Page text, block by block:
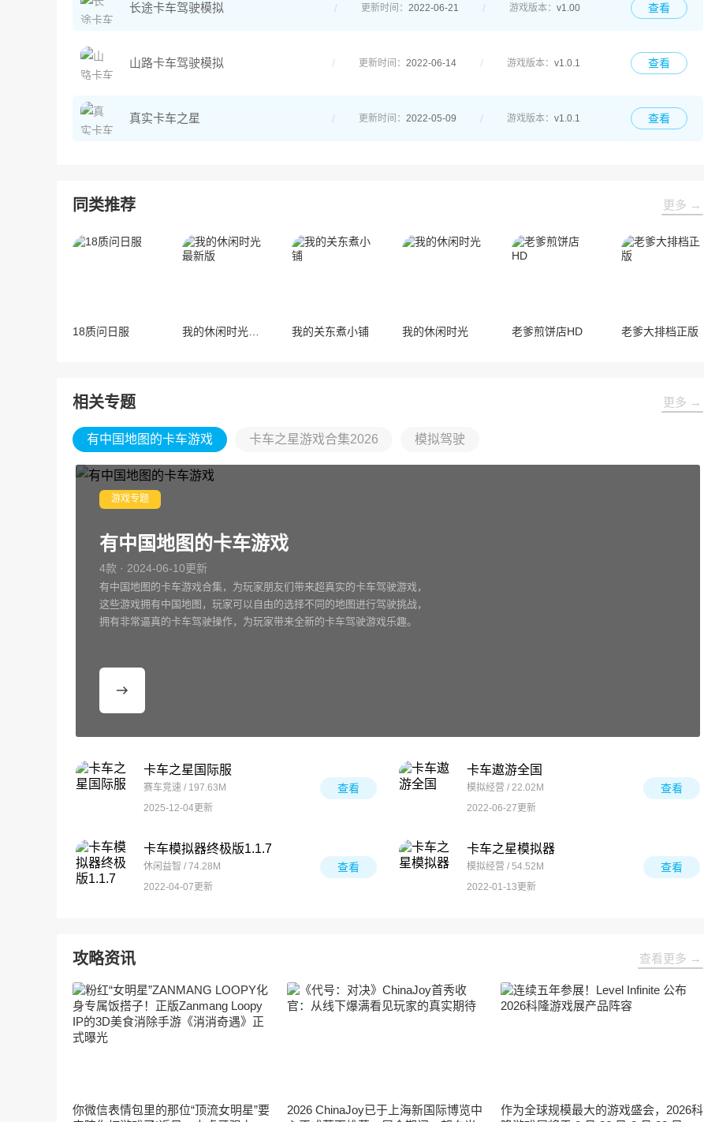
长途卡车驾驶模拟 更新时间： 2022-06-21 游戏版本： v1.00 查看
山路卡车驾驶模拟 更新时间： 2022-06-14 游戏版本： v1.0.1 查看
真实卡车之星 更新时间： 2022-05-09 游戏版本： v1.0.1 查看
同类推荐 更多 →
18质问日服 我的关东煮小铺 我的休闲时光 老爹煎饼店HD 老爹大排档正版
相关专题 更多 →
有中国地图的卡车游戏 卡车之星游戏合集2026 模拟驾驶
游戏专题
有中国地图的卡车游戏
4款 · 2024-06-10更新
有中国地图的卡车游戏合集，为玩家朋友们带来超真实的卡车驾驶游戏，
这些游戏拥有中国地图，玩家可以自由的选择不同的地图进行驾驶挑战，
拥有非常逼真的卡车驾驶操作，为玩家带来全新的卡车驾驶游戏乐趣。
卡车之星国际服
赛车竞速 / 197.63M
2025-12-04更新
查看
卡车遨游全国
模拟经营 / 22.02M
2022-06-27更新
查看
卡车模拟器终极版1.1.7
休闲益智 / 74.28M
2022-04-07更新
查看
卡车之星模拟器
模拟经营 / 54.52M
2022-01-13更新
查看
攻略资讯 查看更多 →
你微信表情包里的那位“顶流女明星”要
2026 ChinaJoy已于上海新国际博览中
作为全球规模最大的游戏盛会，2026科